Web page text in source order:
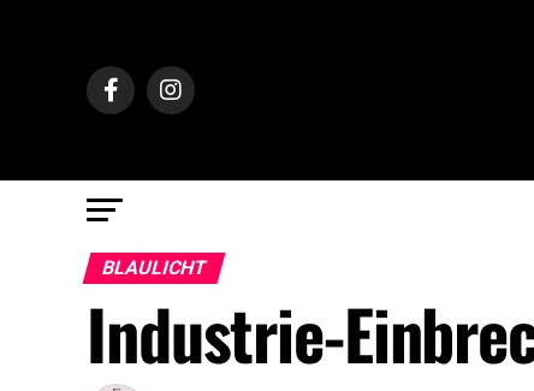
BLAULICHT
Industrie-